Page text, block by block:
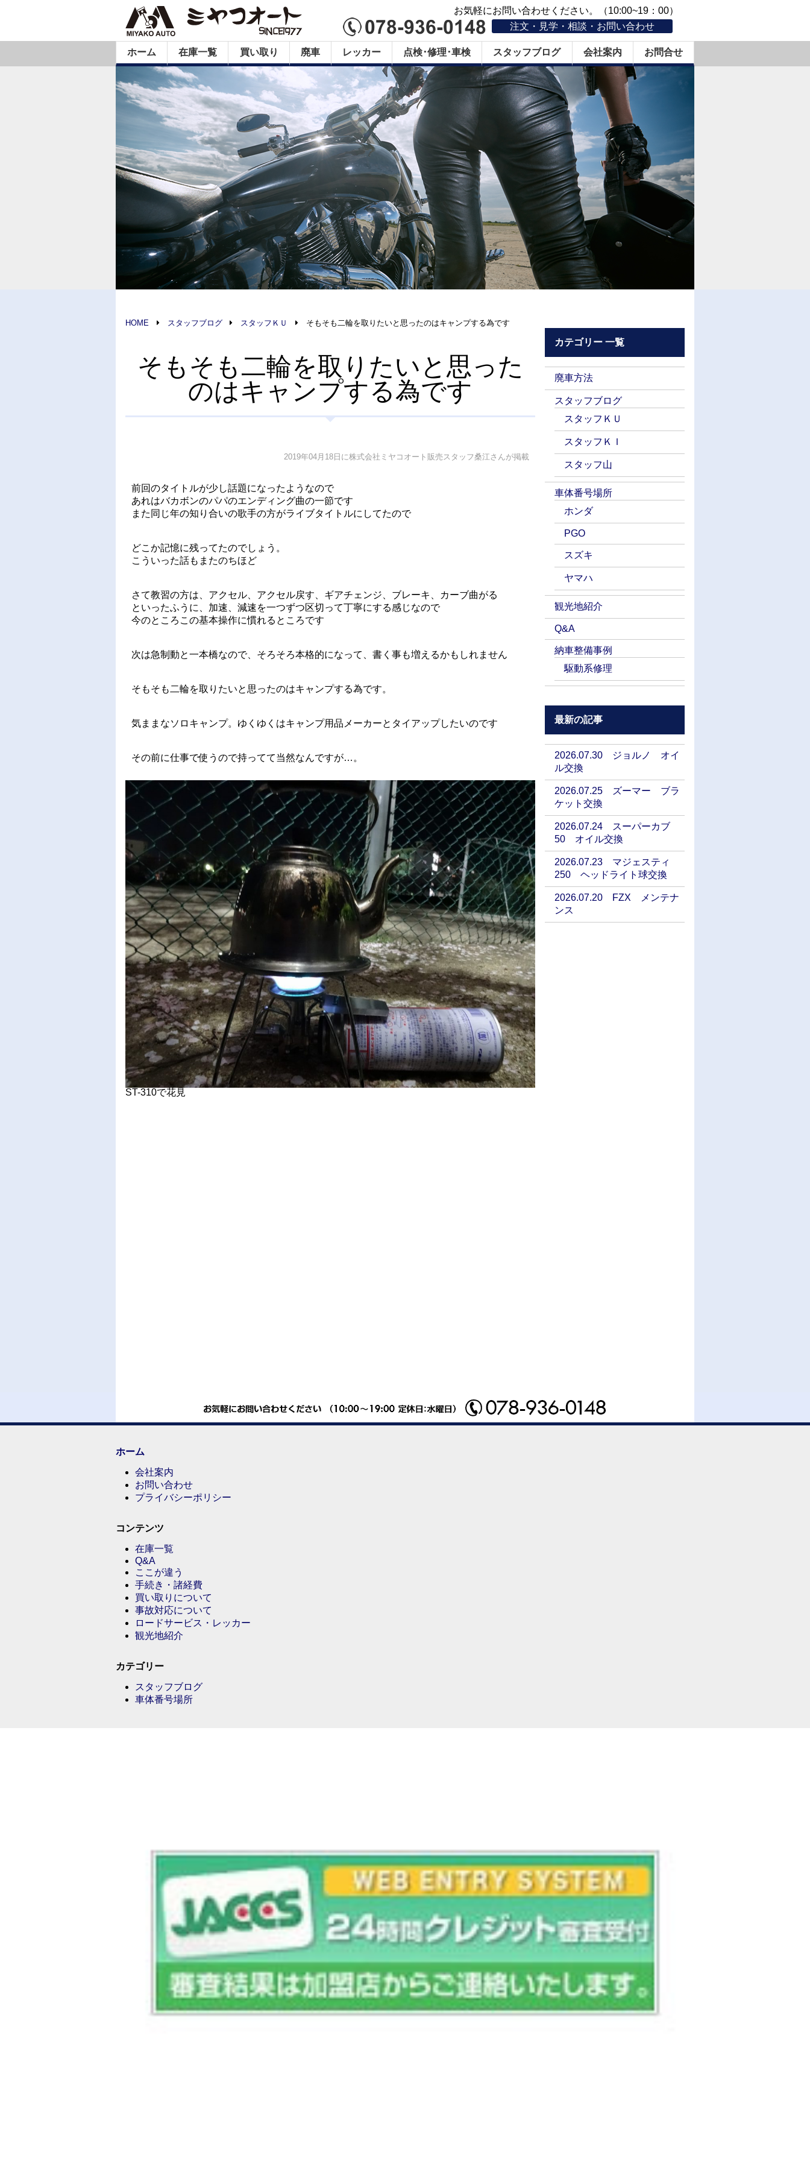
お気軽にお問い合わせください。（10:00~19：00）
注文・見学・相談・お問い合わせ
ホーム 在庫一覧 買い取り 廃車 レッカー 点検･修理･車検 スタッフブログ 会社案内 お問合せ
HOME スタッフブログ スタッフＫＵ そもそも二輪を取りたいと思ったのはキャンプする為です
そもそも二輪を取りたいと思った
のはキャンプする為です
2019年04月18日に株式会社ミヤコオート販売スタッフ桑江さんが掲載
前回のタイトルが少し話題になったようなので
あれはバカボンのパパのエンディング曲の一節です
また同じ年の知り合いの歌手の方がライブタイトルにしてたので
どこか記憶に残ってたのでしょう。
こういった話もまたのちほど
さて教習の方は、アクセル、アクセル戻す、ギアチェンジ、ブレーキ、カーブ曲がる
といったふうに、加速、減速を一つずつ区切って丁寧にする感じなので
今のところこの基本操作に慣れるところです
次は急制動と一本橋なので、そろそろ本格的になって、書く事も増えるかもしれません
そもそも二輪を取りたいと思ったのはキャンプする為です。
気ままなソロキャンプ。ゆくゆくはキャンプ用品メーカーとタイアップしたいのです
その前に仕事で使うので持ってて当然なんですが…。
ST-310で花見
カテゴリー 一覧
廃車方法
スタッフブログ
スタッフＫＵ
スタッフＫＩ
スタッフ山
車体番号場所
ホンダ
PGO
スズキ
ヤマハ
観光地紹介
Q&A
納車整備事例
駆動系修理
最新の記事
2026.07.30 ジョルノ オイ
ル交換
2026.07.25 ズーマー ブラ
ケット交換
2026.07.24 スーパーカブ
50 オイル交換
2026.07.23 マジェスティ
250 ヘッドライト球交換
2026.07.20 FZX メンテナ
ンス
ホーム
会社案内
お問い合わせ
プライバシーポリシー
コンテンツ
在庫一覧
Q&A
ここが違う
手続き・諸経費
買い取りについて
事故対応について
ロードサービス・レッカー
観光地紹介
カテゴリー
スタッフブログ
車体番号場所